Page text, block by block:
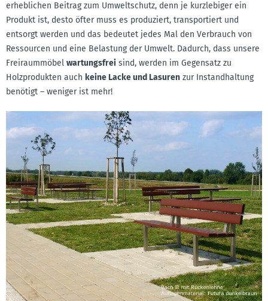
erheblichen Beitrag zum Umweltschutz, denn je kurzlebiger ein
Produkt ist, desto öfter muss es produziert, transportiert und
entsorgt werden und das bedeutet jedes Mal den Verbrauch von
Ressourcen und eine Belastung der Umwelt. Dadurch, dass unsere
Freiraummöbelwartungsfrei sind, werden im Gegensatz zu
Holzprodukten auch keine Lacke und Lasuren zur Instandhaltung
benötigt – weniger ist mehr!